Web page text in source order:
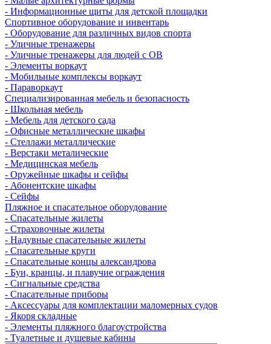
- Информационные щиты для детской площадки
Спортивное оборудование и инвентарь
- Оборудование для различных видов спорта
- Уличные тренажеры
- Уличные тренажеры для людей с ОВ
- Элементы воркаут
- Мобильные комплексы воркаут
- Параворкаут
Cпециализированная мебель и безопасность
- Школьная мебель
- Мебель для детского сада
- Офисные металлические шкафы
- Стеллажи металлические
- Верстаки металические
- Медицинская мебель
- Оружейные шкафы и сейфы
- Абонентские шкафы
- Сейфы
Пляжное и спасательное оборудование
- Спасательные жилеты
- Страховочные жилеты
- Надувные спасательные жилеты
- Спасательные круги
- Спасательные концы александрова
- Буи, кранцы, и плавучие ограждения
- Сигнальные средства
- Спасательные приборы
- Аксессуары для комплектации маломерных судов
- Якоря складные
- Элементы пляжного благоустройства
- Туалетные и душевые кабины